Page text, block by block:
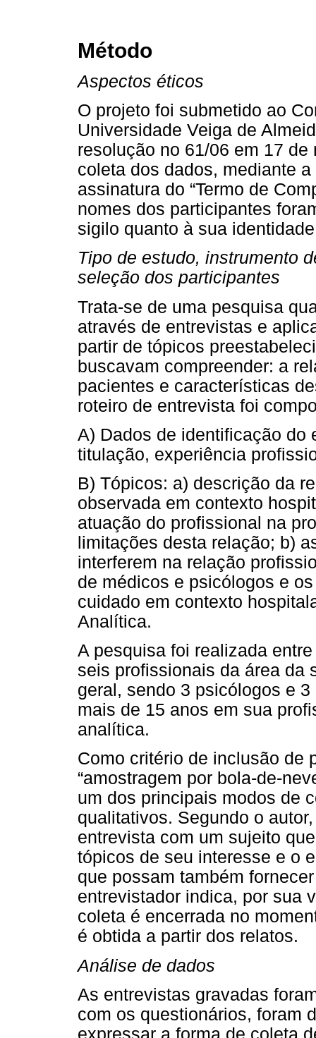
Método
Aspectos éticos
O projeto foi submetido ao
Universidade Veiga de
resolução no 61/06 em 17
coleta dos dados, mediante
assinatura do “Termo de
nomes dos participantes
sigilo quanto à sua
Tipo de estudo, instrumento
seleção dos participantes
Trata-se de uma pesquisa
através de entrevistas e
partir de tópicos
buscavam compreender: a
pacientes e características
roteiro de entrevista foi
A) Dados de identificação do
titulação, experiência
B) Tópicos: a) descrição da
observada em contexto
atuação do profissional na
limitações desta relação; b)
interferem na relação
de médicos e psicólogos e
cuidado em contexto
Analítica.
A pesquisa foi realizada
seis profissionais da área da
geral, sendo 3 psicólogos e
mais de 15 anos em sua
analítica.
Como critério de inclusão de
“amostragem por bola-de-
um dos principais modos de
qualitativos. Segundo o
entrevista com um sujeito
tópicos de seu interesse e o
que possam também
entrevistador indica, por sua
coleta é encerrada no
é obtida a partir dos relatos.
Análise de dados
As entrevistas gravadas
com os questionários, foram
expressar a forma de coleta